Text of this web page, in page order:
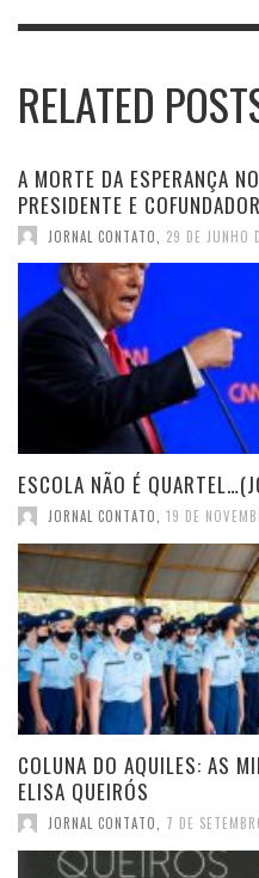
RELATED
A MORTE DA ESPERANÇA
PRESIDENTE E
JORNAL CONTATO 29 DE JUNHO
ESCOLA NÃO É
JORNAL CONTATO, 19 DE
COLUNA DO AQUILES: AS
ELISA QUEIRÓS
JORNAL CONTATO 7 DE